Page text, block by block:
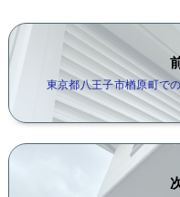
東京都八王子市楢原町で